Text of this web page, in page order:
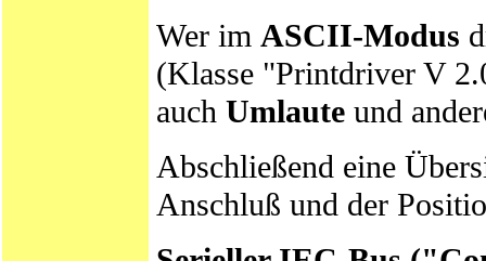
Wer im ASCII-Modus
(Klasse "Printdriver V
auch Umlaute und
Abschließend eine
Anschluß und der